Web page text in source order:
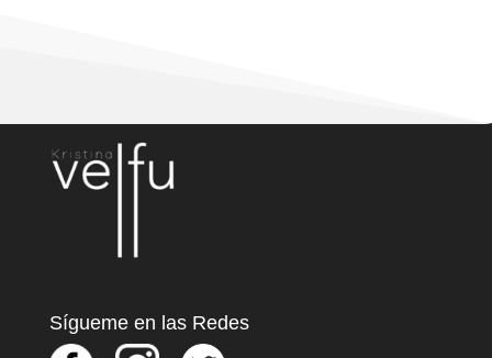
Sígueme en las Redes